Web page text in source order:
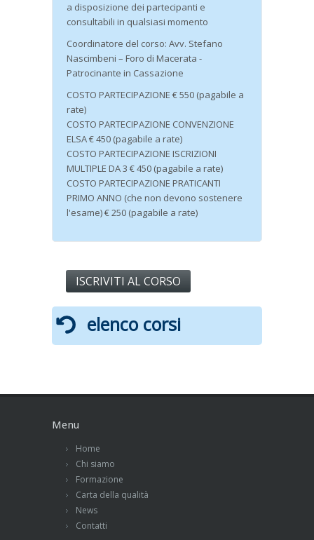
a disposizione dei partecipanti e
consultabili in qualsiasi momento
Coordinatore del corso: Avv. Stefano
Nascimbeni – Foro di Macerata -
Patrocinante in Cassazione
COSTO PARTECIPAZIONE € 550 (pagabile a
rate)
COSTO PARTECIPAZIONE CONVENZIONE
ELSA € 450 (pagabile a rate)
COSTO PARTECIPAZIONE ISCRIZIONI
MULTIPLE DA 3 € 450 (pagabile a rate)
COSTO PARTECIPAZIONE PRATICANTI
PRIMO ANNO (che non devono sostenere
l'esame) € 250 (pagabile a rate)
ISCRIVITI AL CORSO
elenco corsi
Menu
Home
Chi siamo
Formazione
Carta della qualità
News
Contatti